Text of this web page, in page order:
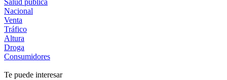
Salud pública
Nacional
Venta
Tráfico
Altura
Droga
Consumidores
Te puede interesar